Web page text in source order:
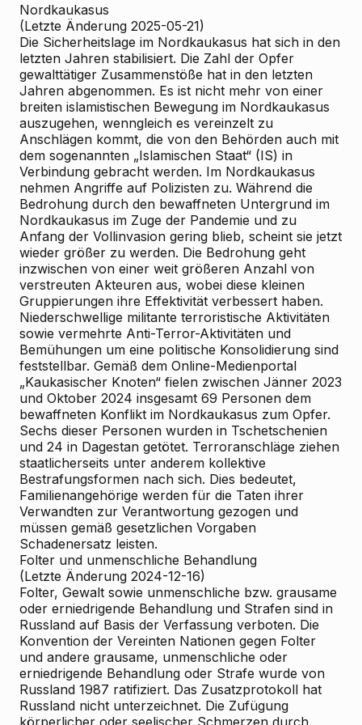
Nordkaukasus
(Letzte Änderung 2025-05-21)
Die Sicherheitslage im Nordkaukasus hat sich in den
letzten Jahren stabilisiert. Die Zahl der Opfer
gewalttätiger Zusammenstöße hat in den letzten
Jahren abgenommen. Es ist nicht mehr von einer
breiten islamistischen Bewegung im Nordkaukasus
auszugehen, wenngleich es vereinzelt zu
Anschlägen kommt, die von den Behörden auch mit
dem sogenannten „Islamischen Staat“ (IS) in
Verbindung gebracht werden. Im Nordkaukasus
nehmen Angriffe auf Polizisten zu. Während die
Bedrohung durch den bewaffneten Untergrund im
Nordkaukasus im Zuge der Pandemie und zu
Anfang der Vollinvasion gering blieb, scheint sie jetzt
wieder größer zu werden. Die Bedrohung geht
inzwischen von einer weit größeren Anzahl von
verstreuten Akteuren aus, wobei diese kleinen
Gruppierungen ihre Effektivität verbessert haben.
Niederschwellige militante terroristische Aktivitäten
sowie vermehrte Anti-Terror-Aktivitäten und
Bemühungen um eine politische Konsolidierung sind
feststellbar. Gemäß dem Online-Medienportal
„Kaukasischer Knoten“ fielen zwischen Jänner 2023
und Oktober 2024 insgesamt 69 Personen dem
bewaffneten Konflikt im Nordkaukasus zum Opfer.
Sechs dieser Personen wurden in Tschetschenien
und 24 in Dagestan getötet. Terroranschläge ziehen
staatlicherseits unter anderem kollektive
Bestrafungsformen nach sich. Dies bedeutet,
Familienangehörige werden für die Taten ihrer
Verwandten zur Verantwortung gezogen und
müssen gemäß gesetzlichen Vorgaben
Schadenersatz leisten.
Folter und unmenschliche Behandlung
(Letzte Änderung 2024-12-16)
Folter, Gewalt sowie unmenschliche bzw. grausame
oder erniedrigende Behandlung und Strafen sind in
Russland auf Basis der Verfassung verboten. Die
Konvention der Vereinten Nationen gegen Folter
und andere grausame, unmenschliche oder
erniedrigende Behandlung oder Strafe wurde von
Russland 1987 ratifiziert. Das Zusatzprotokoll hat
Russland nicht unterzeichnet. Die Zufügung
körperlicher oder seelischer Schmerzen durch